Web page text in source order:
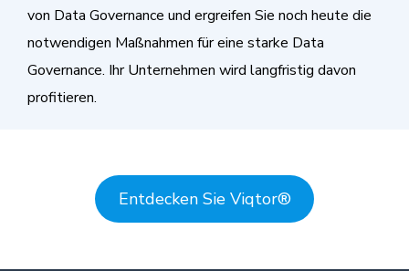
von Data Governance und ergreifen Sie noch heute die
notwendigen Maßnahmen für eine starke Data
Governance. Ihr Unternehmen wird langfristig davon
profitieren.
Entdecken Sie Viqtor®